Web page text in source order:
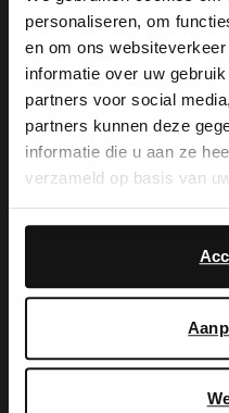
personaliseren, om
en om ons
informatie over uw
partners voor social
partners kunnen deze
informatie die u aan ze
verzameld op basis van
Schwarze Veloursleder-Loafer mit sportlicher Sohle
129.99
103.99
-20%
-10% EXTRA
View this
It looks like your
you like to switch to
English